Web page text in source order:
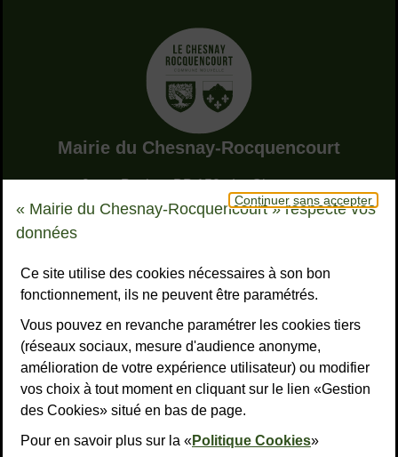
Continuer sans accepter
« Mairie du Chesnay-Rocquencourt » respecte vos
données
Ce site utilise des cookies nécessaires à son bon
fonctionnement, ils ne peuvent être paramétrés.
Vous pouvez en revanche paramétrer les cookies tiers
(réseaux sociaux, mesure d'audience anonyme,
amélioration de votre expérience utilisateur) ou modifier
vos choix à tout moment en cliquant sur le lien «Gestion
des Cookies» situé en bas de page.
Pour en savoir plus sur la «Politique Cookies»
Adresse dans le pied de page
Mairie du Chesnay-Rocquencourt
9, rue Pottier - BP 150 - Le Chesnay
78155 Le Chesnay-Rocquencourt cedex
NOUS CONTACTER
S’ABONNER À LA LETTRE D’INFO
Liens réseaux sociaux
Facebook
Instagram
YouTube
Liens bas de page
Mentions légalesAccessibilité : non conforme
Politiques de confidentialitéGestion des cookies